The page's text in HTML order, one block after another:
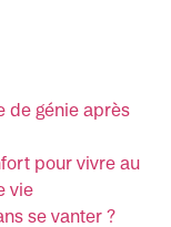
de génie après
pour vivre au
vie
se vanter ?